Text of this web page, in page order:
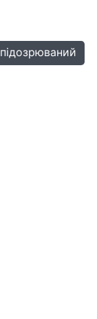
підозрюваний